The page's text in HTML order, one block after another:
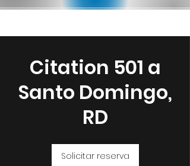
Citation 501 a
Santo Domingo,
RD
Solicitar reserva